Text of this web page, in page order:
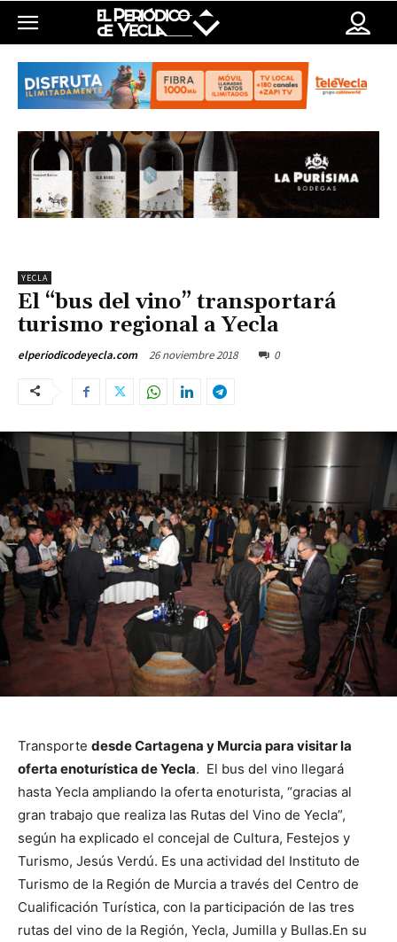
YECLA
El “bus del vino” transportará
turismo regional a Yecla
elperiodicodeyecla.com 26 noviembre 2018 0
Transporte desde Cartagena y Murcia para visitar la
oferta enoturística de Yecla. El bus del vino llegará
hasta Yecla ampliando la oferta enoturista, “gracias al
gran trabajo que realiza las Rutas del Vino de Yecla”,
según ha explicado el concejal de Cultura, Festejos y
Turismo, Jesús Verdú. Es una actividad del Instituto de
Turismo de la Región de Murcia a través del Centro de
Cualificación Turística, con la participación de las tres
rutas del vino de la Región, Yecla, Jumilla y Bullas.En su